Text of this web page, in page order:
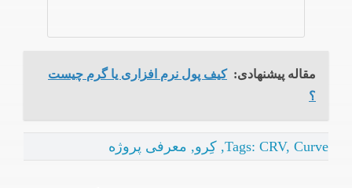
مقاله پیشنهادی: کیف پول نرم افزاری یا گرم چیست
؟
Tags:CRV,Curve
, کِرو, معرفی پروژه